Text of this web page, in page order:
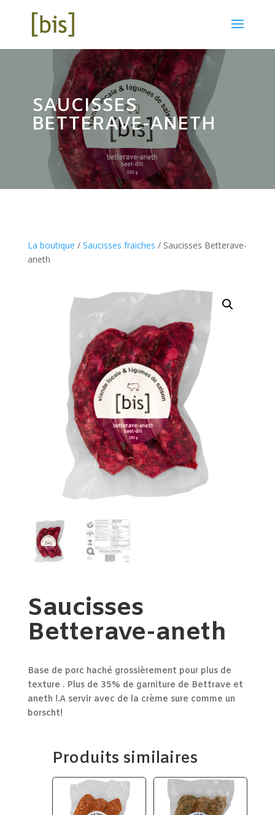
SAUCISSES
BETTERAVE-ANETH
La boutique / Saucisses fraiches / Saucisses Betterave-
aneth
Saucisses
Betterave-aneth
Base de porc haché grossièrement pour plus de
texture . Plus de 35% de garniture de Bettrave et
aneth !.A servir avec de la crème sure comme un
borscht!
Produits similaires